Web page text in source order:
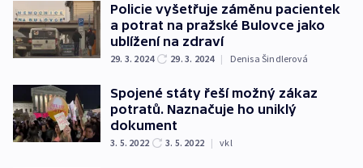
Policie vyšetřuje záměnu pacientek
a potrat na pražské Bulovce jako
ublížení na zdraví
29. 3. 2024 29. 3. 2024 | Denisa Šindlerová
Spojené státy řeší možný zákaz
potratů. Naznačuje ho uniklý
dokument
3. 5. 2022 3. 5. 2022 | vkl